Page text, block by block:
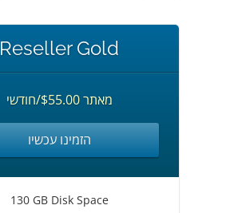
Reseller Gold
מאתר $55.00/חודשי
הזמינו עכשיו
130 GB Disk Space